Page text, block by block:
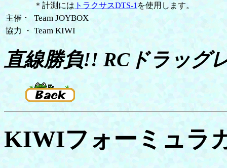
＊計測には トラクサスDTS-1を使用します。
主催 ･ Team JOYBOX
協力 ・ Team KIWI
直線勝負!! RCドラッグ
KIWIフォーミュラ